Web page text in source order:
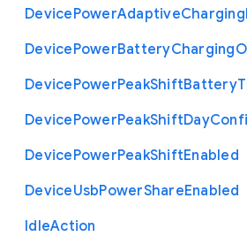
      }
    },
     "description": "アイドル時間に到達したときに行われ
     "enum": [
      "Logout",
      "DoNothing"
     ],
    }
DevicePowerAdaptiveCharging
DevicePowerBatteryCharging
DevicePowerPeakShiftBattery
DevicePowerPeakShiftDay
DevicePowerPeakShiftEnabled
DeviceUsbPowerShareEnabled
IdleAction